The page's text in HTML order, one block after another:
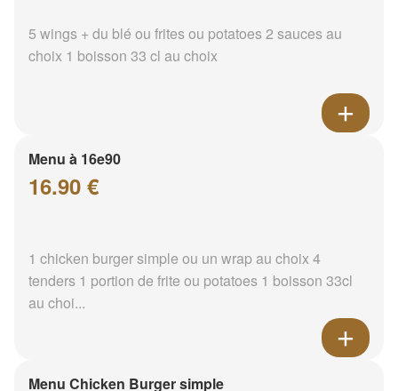
5 wings + du blé ou frites ou potatoes 2 sauces au
choix 1 boisson 33 cl au choix
Menu à 16e90
16.90 €
1 chicken burger simple ou un wrap au choix 4
tenders 1 portion de frite ou potatoes 1 boisson 33cl
au choi...
Menu Chicken Burger simple